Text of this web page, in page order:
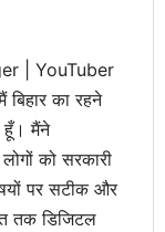
| YouTuber
का रहने
हूँ। मैंने
को सरकारी
पर सटीक और
तक डिजिटल